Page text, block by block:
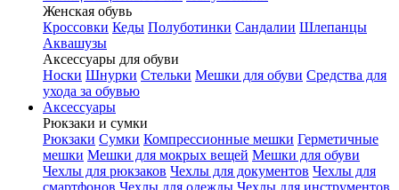
Женская обувь
Кроссовки Кеды Полуботинки Сандалии Шлепанцы
Аквашузы
Аксессуары для обуви
Носки Шнурки Стельки Мешки для обуви Средства для
ухода за обувью
Аксессуары
Рюкзаки и сумки
Рюкзаки Сумки Компрессионные мешки Герметичные
мешки Мешки для мокрых вещей Мешки для обуви
Чехлы для рюкзаков Чехлы для документов Чехлы для